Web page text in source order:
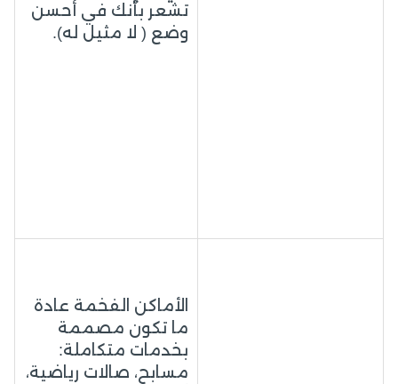
تشعر بأنك في أحسن
وضع ( لا مثيل له).
الأماكن الفخمة عادة
ما تكون مصممة
بخدمات متكاملة:
مسابح، صالات رياضية،